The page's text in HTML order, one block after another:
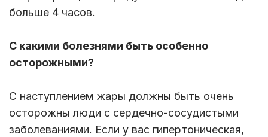
больше 4 часов.
С какими болезнями быть особенно
осторожными?
С наступлением жары должны быть очень
осторожны люди с сердечно-сосудистыми
заболеваниями. Если у вас гипертоническая,